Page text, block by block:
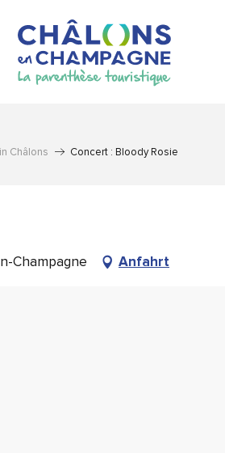
Châlons Concert : Bloody Rosie
Champagne Anfahrt